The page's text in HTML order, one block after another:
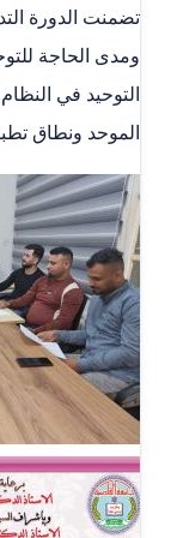
تضمنت الدورة
ومدى الحاجة
التوحيد في
الموحد ونطاق